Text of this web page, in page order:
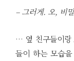
– 그러게. 오, 비
… 옆 친구들이랑
들이 하는 모습